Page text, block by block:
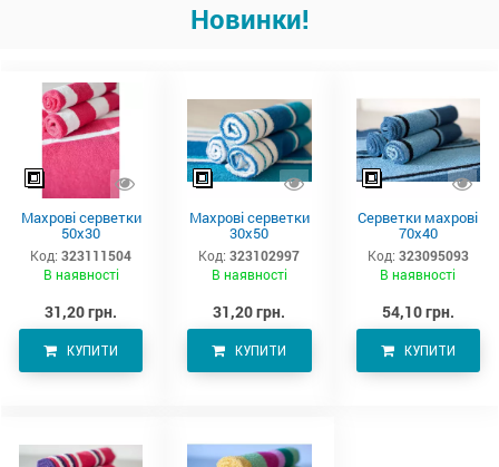
Новинки!
Махрові серветки
50х30
Код: 323111504
В наявності
31,20 грн.
КУПИТИ
Махрові серветки
30х50
Код: 323102997
В наявності
31,20 грн.
КУПИТИ
Серветки махрові
70х40
Код: 323095093
В наявності
54,10 грн.
КУПИТИ